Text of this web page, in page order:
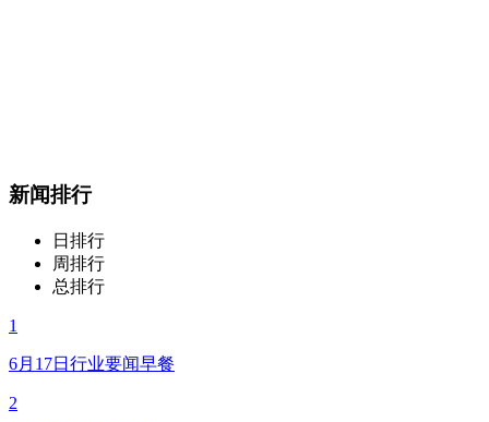
新闻排行
日排行
周排行
总排行
1
6月17日行业要闻早餐
2